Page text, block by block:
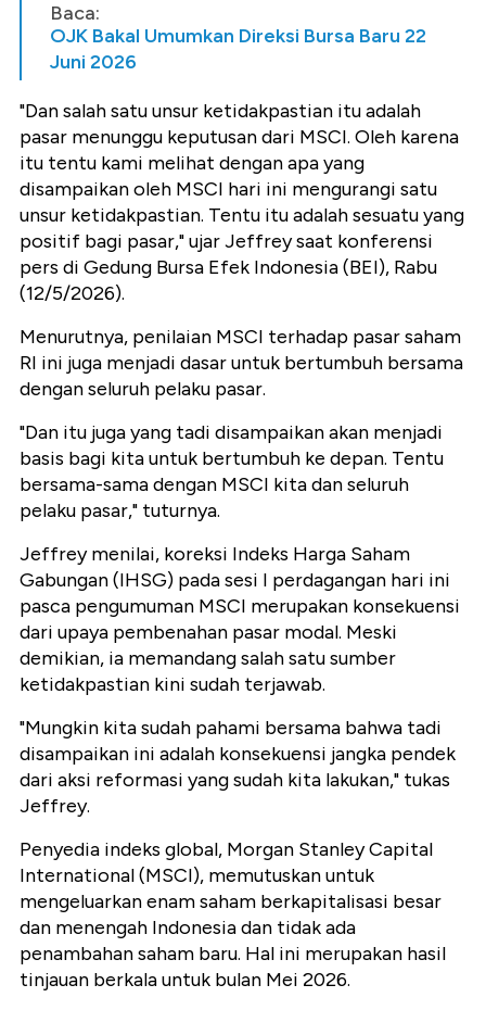
Baca:
OJK Bakal Umumkan Direksi Bursa Baru 22
Juni 2026
"Dan salah satu unsur ketidakpastian itu adalah
pasar menunggu keputusan dari MSCI. Oleh karena
itu tentu kami melihat dengan apa yang
disampaikan oleh MSCI hari ini mengurangi satu
unsur ketidakpastian. Tentu itu adalah sesuatu yang
positif bagi pasar," ujar Jeffrey saat konferensi
pers di Gedung Bursa Efek Indonesia (BEI), Rabu
(12/5/2026).
Menurutnya, penilaian MSCI terhadap pasar saham
RI ini juga menjadi dasar untuk bertumbuh bersama
dengan seluruh pelaku pasar.
"Dan itu juga yang tadi disampaikan akan menjadi
basis bagi kita untuk bertumbuh ke depan. Tentu
bersama-sama dengan MSCI kita dan seluruh
pelaku pasar," tuturnya.
Jeffrey menilai, koreksi Indeks Harga Saham
Gabungan (IHSG) pada sesi I perdagangan hari ini
pasca pengumuman MSCI merupakan konsekuensi
dari upaya pembenahan pasar modal. Meski
demikian, ia memandang salah satu sumber
ketidakpastian kini sudah terjawab.
"Mungkin kita sudah pahami bersama bahwa tadi
disampaikan ini adalah konsekuensi jangka pendek
dari aksi reformasi yang sudah kita lakukan," tukas
Jeffrey.
Penyedia indeks global, Morgan Stanley Capital
International (MSCI), memutuskan untuk
mengeluarkan enam saham berkapitalisasi besar
dan menengah Indonesia dan tidak ada
penambahan saham baru. Hal ini merupakan hasil
tinjauan berkala untuk bulan Mei 2026.